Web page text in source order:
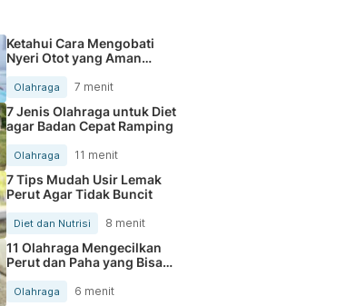
Ketahui Cara Mengobati
Nyeri Otot yang Aman
Dilakukan
Olahraga 7 menit
7 Jenis Olahraga untuk Diet
agar Badan Cepat Ramping
Olahraga 11 menit
7 Tips Mudah Usir Lemak
Perut Agar Tidak Buncit
Diet dan Nutrisi 8 menit
11 Olahraga Mengecilkan
Perut dan Paha yang Bisa
Dilakukan di Rumah
Olahraga 6 menit